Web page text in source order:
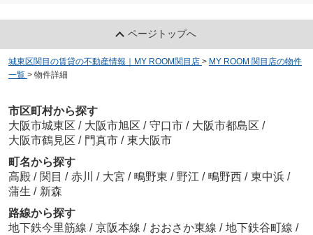
ページトップへ
城東区関目の賃貸の不動産情報｜MY ROOM関目店 > MY ROOM 関目店の物件
一覧 > 物件詳細
市区町村から探す
大阪市城東区 / 大阪市旭区 / 守口市 / 大阪市都島区 /
大阪市鶴見区 / 門真市 / 東大阪市
町名から探す
高殿 / 関目 / 赤川 / 大宮 / 鴫野東 / 野江 / 鴫野西 / 東中浜 /
蒲生 / 新森
路線から探す
地下鉄今里筋線 / 京阪本線 / おおさか東線 / 地下鉄谷町線 /